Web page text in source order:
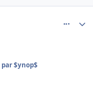
par $ynop$